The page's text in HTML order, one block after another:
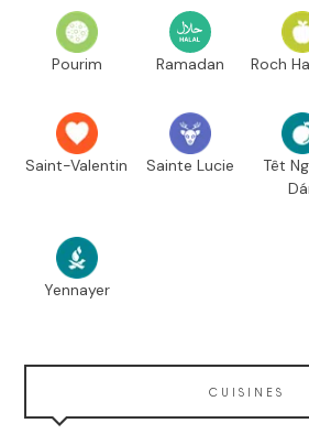
Pourim Ramadan Roch
Saint-Valentin Sainte Lucie
Têt
Yennayer
CUISINES